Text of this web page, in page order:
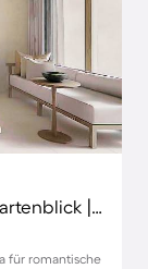
Resort mit Grill, Pool und Garten | Gartenblick | Neben dem Strand
für romantische